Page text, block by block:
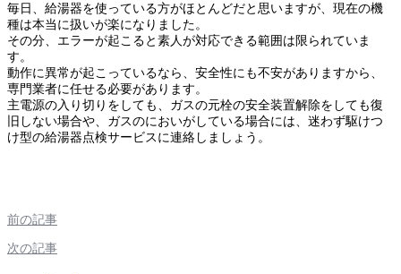
毎日、給湯器を使っている方がほとんどだと思いますが、現在の機
種は本当に扱いが楽になりました。
その分、エラーが起こると素人が対応できる範囲は限られていま
す。
動作に異常が起こっているなら、安全性にも不安がありますから、
専門業者に任せる必要があります。
主電源の入り切りをしても、ガスの元栓の安全装置解除をしても復
旧しない場合や、ガスのにおいがしている場合には、迷わず駆けつ
け型の給湯器点検サービスに連絡しましょう。
前の記事
次の記事